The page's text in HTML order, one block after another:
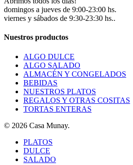
domingos a jueves de 9:00-23:00 hs.
viernes y sábados de 9:30-23:30 hs..
Nuestros productos
ALGO DULCE
ALGO SALADO
ALMACÉN Y CONGELADOS
BEBIDAS
NUESTROS PLATOS
REGALOS Y OTRAS COSITAS
TORTAS ENTERAS
© 2026 Casa Munay.
Close
Menu
PLATOS
DULCE
SALADO